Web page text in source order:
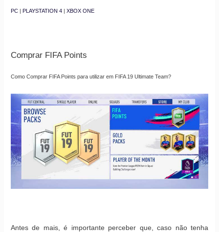
PC| PLAYSTATION 4| XBOX ONE
Comprar FIFA Points
Como Comprar FIFA Points para utilizar em FIFA 19 Ultimate Team?
Antes de mais, é importante perceber que, caso não tenha